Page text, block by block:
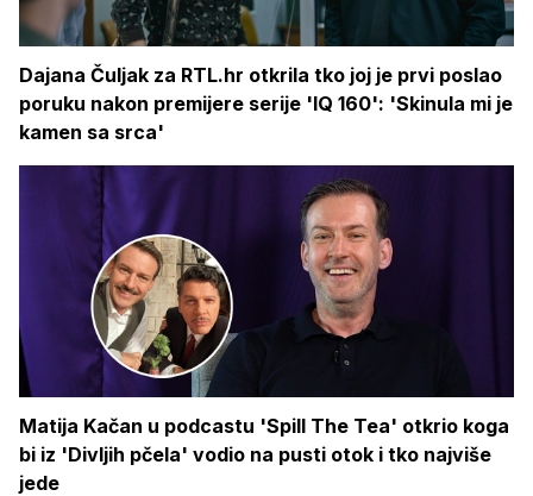
Dajana Čuljak za RTL.hr otkrila tko joj je prvi poslao
poruku nakon premijere serije 'IQ 160': 'Skinula mi je
kamen sa srca'
Matija Kačan u podcastu 'Spill The Tea' otkrio koga
bi iz 'Divljih pčela' vodio na pusti otok i tko najviše
jede